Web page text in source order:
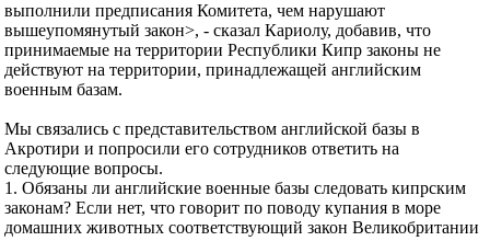
выполнили предписания Комитета, чем нарушают
вышеупомянутый закон>, - сказал Кариолу, добавив, что
принимаемые на территории Республики Кипр законы не
действуют на территории, принадлежащей английским
военным базам.
Мы связались с представительством английской базы в
Акротири и попросили его сотрудников ответить на
следующие вопросы.
1. Обязаны ли английские военные базы следовать кипрским
законам? Если нет, что говорит по поводу купания в море
домашних животных соответствующий закон Великобритании